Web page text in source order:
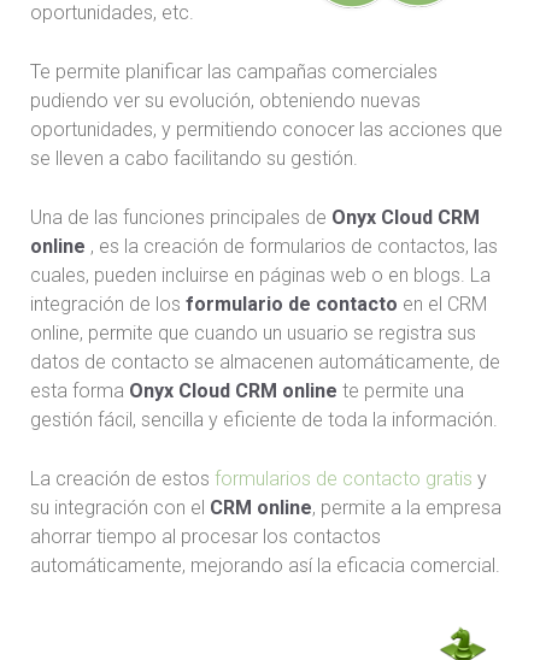
oportunidades, etc.
Te permite planificar las campañas comerciales
pudiendo ver su evolución, obteniendo nuevas
oportunidades, y permitiendo conocer las acciones que
se lleven a cabo facilitando su gestión.
Una de las funciones principales de Onyx Cloud CRM
online , es la creación de formularios de contactos, las
cuales, pueden incluirse en páginas web o en blogs. La
integración de los formulario de contacto en el CRM
online, permite que cuando un usuario se registra sus
datos de contacto se almacenen automáticamente, de
esta forma Onyx Cloud CRM online te permite una
gestión fácil, sencilla y eficiente de toda la información.
La creación de estos formularios de contacto gratis y
su integración con el CRM online, permite a la empresa
ahorrar tiempo al procesar los contactos
automáticamente, mejorando así la eficacia comercial.